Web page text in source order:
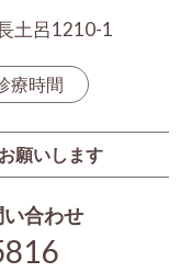
土呂1210-1
療時間
願いします
合わせ